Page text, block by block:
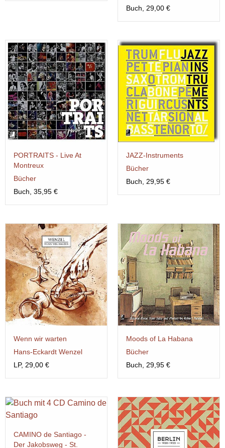
Buch, 29,00 €
PORTRAITS - Live At
Montreux
Bücher
Buch, 35,95 €
JAZZ-Instruments
Bücher
Buch, 29,95 €
Wenn wir warten
Hans-Eckardt Wenzel
LP, 29,00 €
Moods of La Habana
Bücher
Buch, 29,95 €
CAMINO de Santiago -
Der Jakobsweg - St.